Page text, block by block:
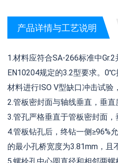
产品详情与工艺说明
1.材料应符合SA-266标准中
EN10204规定的3.2型要求。0℃
材料进行ISO V型缺口冲击试验
2.管板密封面与轴线垂直，垂直
3.管孔严格垂直于管板密封面，
4.管板钻孔后，终钻一侧≥96%
的最小孔桥宽度为3.81mm，且